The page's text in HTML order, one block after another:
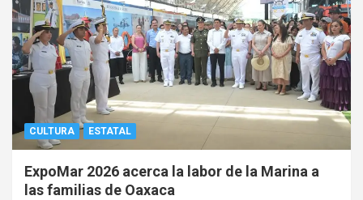
CULTURA ESTATAL
ExpoMar 2026 acerca la labor de la Marina a
las familias de Oaxaca